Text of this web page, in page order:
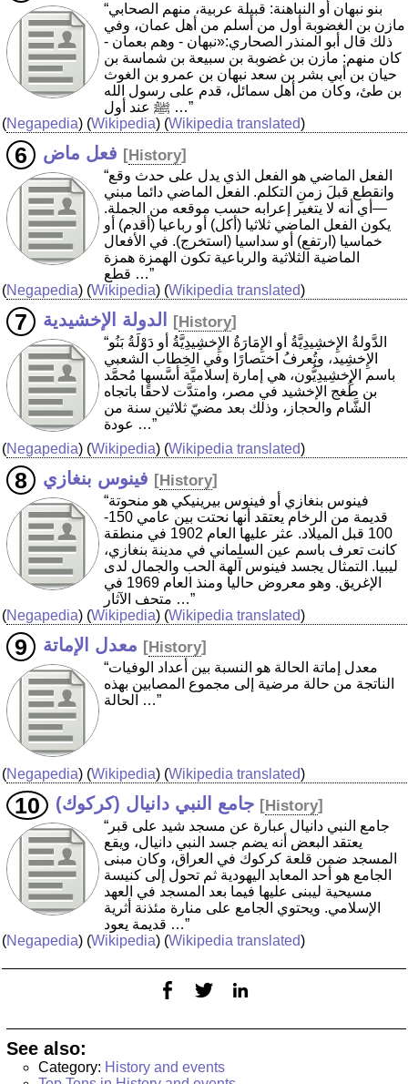
“بنو نبهان أو النباهنة: قبيلة عربية، منهم الصحابي
مازن بن الغضوبة أول من أسلم من أهل عمان، وفي
ذلك قال أبو المنذر الصحاري:«نبهان - وهم بعمان -
كان منهم: مازن بن غضوبة بن سبيعة بن شماسة بن
حيان بن أبي بشر بن سعد نبهان بن عمرو بن الغوث
بن طئ، وكان من أهل سمائل، قدم على رسول الله
ﷺ عند أول …”
(Negapedia) (Wikipedia) (Wikipedia translated)
فعل ماض [History]
“الفعل الماضي هو الفعل الذي يدل على حدث وقع
وانقطع قبلَ زمنِ التكلم. الفعل الماضي دائما مبني
—أي أنه لا يتغير إعرابه حسب موقعه من الجملة.
يكون الفعل الماضي ثلاثيا (أكل) أو رباعيا (أقدم) أو
خماسيا (ارتفع) أو سداسيا (استخرج). في الأفعال
الماضية الثلاثية والرباعية تكون الهمزة همزة
قطع …”
(Negapedia) (Wikipedia) (Wikipedia translated)
الدولة الإخشيدية [History]
“الدَّولةُ الإِخشِيدِيَّةُ أو الإِمَارَةُ الإِخشِيدِيَّةُ أو دَوْلَةُ بَنُو
الإِخشِيد، وتُعرفُ اختصارًا وفي الخِطاب الشعبي
باسم الإِخشِيدِيُّون، هي إمارة إسلاميَّة أسَّسها مُحمَّد
بن طُغج الإخشيد في مصر، وامتدَّت لاحقًا باتجاه
الشَّام والحجاز، وذلك بعد مضيّ ثلاثين سنة من
عودة …”
(Negapedia) (Wikipedia) (Wikipedia translated)
فينوس بنغازي [History]
“فينوس بنغازي أو فينوس بيرينيكي هو منحوتة
قديمة من الرخام يعتقد أنها نحتت بين عامي 150-
100 قبل الميلاد. عثر عليها العام 1902 في منطقة
كانت تعرف باسم عين السلماني في مدينة بنغازي،
ليبيا. التمثال يجسد فينوس آلهة الحب والجمال لدى
الإغريق. وهو معروض حاليا ومنذ العام 1969 في
متحف الآثار …”
(Negapedia) (Wikipedia) (Wikipedia translated)
معدل الإماتة [History]
“معدل إماتة الحالة هو النسبة بين أعداد الوفيات
الناتجة من حالة مرضية إلى مجموع المصابين بهذه
الحالة …”
(Negapedia) (Wikipedia) (Wikipedia translated)
جامع النبي دانيال (كركوك) [History]
“جامع النبي دانيال عبارة عن مسجد شيد على قبر
يعتقد البعض أنه يضم جسد النبي دانيال، ويقع
المسجد ضمن قلعة كركوك في العراق، وكان مبنى
الجامع هو أحد المعابد اليهودية ثم تحول إلى كنيسة
مسيحية ليبنى عليها فيما بعد المسجد في العهد
الإسلامي. ويحتوي الجامع على منارة مئذنة أثرية
قديمة يعود …”
(Negapedia) (Wikipedia) (Wikipedia translated)
See also:
Category: History and events